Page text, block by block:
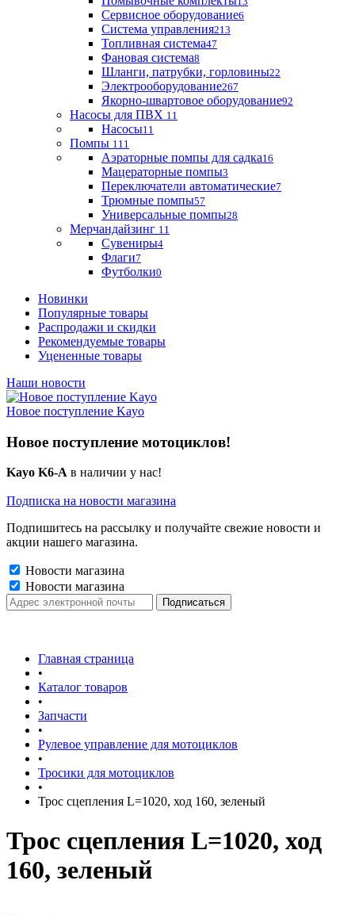
Сервисное оборудование6
Система управления213
Топливная система47
Фановая система8
Шланги, патрубки, горловины22
Электрооборудование267
Якорно-швартовое оборудование92
Насосы для ПВХ 11
Насосы11
Помпы 111
Аэраторные помпы для садка16
Мацераторные помпы3
Переключатели автоматические7
Трюмные помпы57
Универсальные помпы28
Мерчандайзинг 11
Сувениры4
Флаги7
Футболки0
Новинки
Популярные товары
Распродажи и скидки
Рекомендуемые товары
Уцененные товары
Наши новости
Новое поступление Kayo
Новое поступление мотоциклов!
Kayo K6-A в наличии у нас!
Подписка на новости магазина
Подпишитесь на рассылку и получайте свежие новости и
акции нашего магазина.
Новости магазина
Новости магазина
Главная страница
•
Каталог товаров
•
Запчасти
•
Рулевое управление для мотоциклов
•
Тросики для мотоциклов
•
Трос сцепления L=1020, ход 160, зеленый
Трос сцепления L=1020, ход
160, зеленый